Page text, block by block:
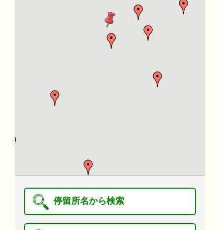
停留所名から検索